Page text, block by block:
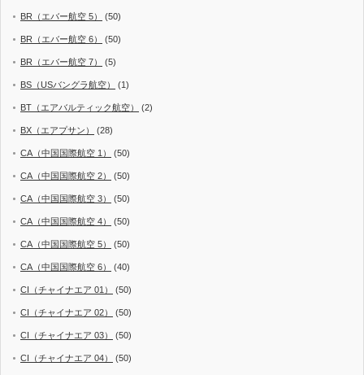
BR（エバー航空 5） (50)
BR（エバー航空 6） (50)
BR（エバー航空 7） (5)
BS（USバングラ航空） (1)
BT（エアバルティック航空） (2)
BX（エアプサン） (28)
CA（中国国際航空 1） (50)
CA（中国国際航空 2） (50)
CA（中国国際航空 3） (50)
CA（中国国際航空 4） (50)
CA（中国国際航空 5） (50)
CA（中国国際航空 6） (40)
CI（チャイナエア 01） (50)
CI（チャイナエア 02） (50)
CI（チャイナエア 03） (50)
CI（チャイナエア 04） (50)